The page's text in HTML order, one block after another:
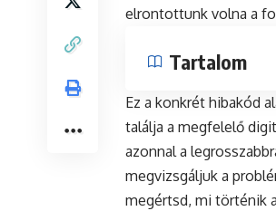
elrontottunk volna a
Tartalom
Ez a konkrét hibakód
találja a megfelelő
azonnal a
megvizsgáljuk a
megértsd, mi történik